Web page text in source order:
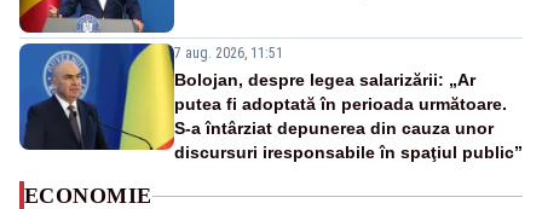
7 aug. 2026, 11:51
Bolojan, despre legea salarizării: „Ar
putea fi adoptată în perioada următoare.
S-a întârziat depunerea din cauza unor
discursuri iresponsabile în spaţiul public”
ECONOMIE